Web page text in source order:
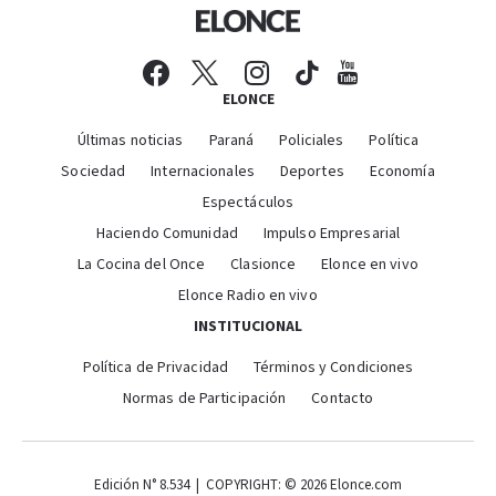
ELONCE
Últimas noticias Paraná Policiales
Política
Sociedad
Internacionales Deportes
Economía
Espectáculos
Haciendo Comunidad
Impulso Empresarial
La Cocina del Once
Clasionce
Elonce en vivo
Elonce Radio en vivo
INSTITUCIONAL
Política de Privacidad
Términos y Condiciones
Normas de Participación
Contacto
Edición N° 8.534 | COPYRIGHT: © 2026 Elonce.com